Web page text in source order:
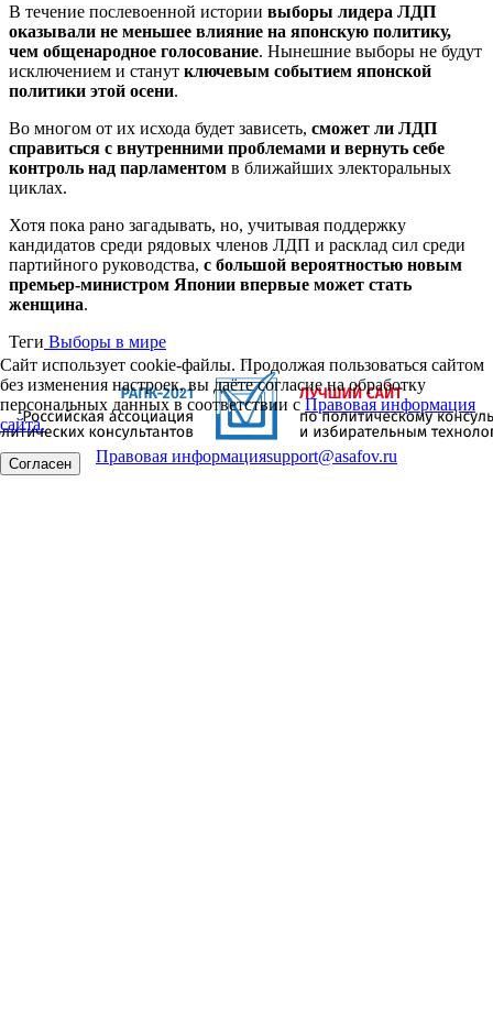
В течение послевоенной истории выборы лидера ЛДП
оказывали не меньшее влияние на японскую политику,
чем общенародное голосование. Нынешние выборы не будут
исключением и станут ключевым событием японской
политики этой осени.
Во многом от их исхода будет зависеть, сможет ли ЛДП
справиться с внутренними проблемами и вернуть себе
контроль над парламентом в ближайших электоральных
циклах.
Хотя пока рано загадывать, но, учитывая поддержку
кандидатов среди рядовых членов ЛДП и расклад сил среди
партийного руководства, с большой вероятностью новым
премьер-министром Японии впервые может стать
женщина.
Теги Выборы в мире
Сайт использует cookie-файлы. Продолжая пользоваться сайтом
без изменения настроек, вы даёте согласие на обработку
персональных данных в соответствии сПравовая информация
сайта.
Согласен Правовая информацияsupport@asafov.ru